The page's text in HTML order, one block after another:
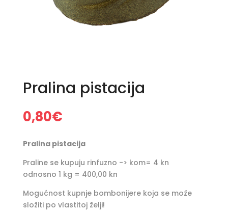
Pralina pistacija
0,80€
Pralina pistacija
Praline se kupuju rinfuzno -> kom= 4 kn
odnosno 1 kg = 400,00 kn
Mogućnost kupnje bombonijere koja se može
složiti po vlastitoj želji!